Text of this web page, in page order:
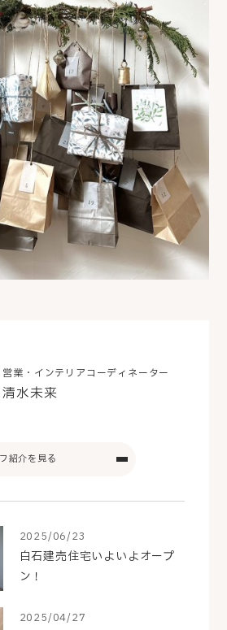
営業・インテリアコーディネーター
清水未来
紹介を見る
2025/06/23
白石建売住宅いよいよオープ
ン！
2025/04/27